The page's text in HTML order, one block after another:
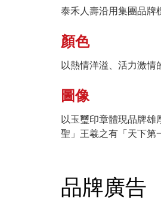
泰禾人壽沿用集團品牌
顏色
以熱情洋溢、活力激情
圖像
以玉璽印章體現品牌
聖」王羲之有「天下第
品牌廣告